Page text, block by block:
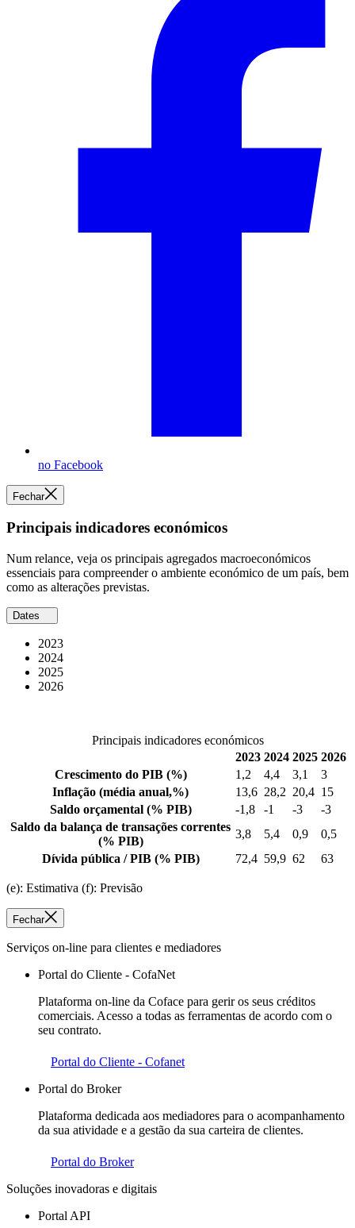
no Facebook
Fechar
Principais indicadores económicos
Num relance, veja os principais agregados macroeconómicos
essenciais para compreender o ambiente económico de um país, bem
como as alterações previstas.
Dates
2023
2024
2025
2026
Principais indicadores económicos
2023 2024 2025 2026
Crescimento do PIB (%) 1,2 4,4 3,1
3
Inflação (média anual,%) 13,6 28,2 20,4 15
Saldo orçamental (% PIB) -1,8 -1 -3
-3
Saldo da balança de transações correntes
(% PIB)
3,8 5,4 0,9
0,5
Dívida pública / PIB (% PIB) 72,4 59,9 62 63
(e): Estimativa (f): Previsão
Fechar
Serviços on-line para clientes e mediadores
Portal do Cliente - CofaNet
Plataforma on-line da Coface para gerir os seus créditos
comerciais. Acesso a todas as ferramentas de acordo com o
seu contrato.
Portal do Cliente - Cofanet
Portal do Broker
Plataforma dedicada aos mediadores para o acompanhamento
da sua atividade e a gestão da sua carteira de clientes.
Portal do Broker
Soluções inovadoras e digitais
Portal API